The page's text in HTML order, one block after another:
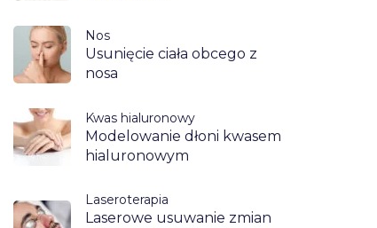
Nos
Usunięcie ciała obcego z
nosa
Kwas hialuronowy
Modelowanie dłoni kwasem
hialuronowym
Laseroterapia
Laserowe usuwanie zmian